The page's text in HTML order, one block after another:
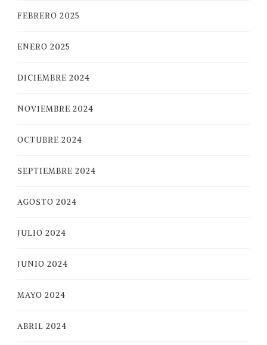
FEBRERO 2025
ENERO 2025
DICIEMBRE 2024
NOVIEMBRE 2024
OCTUBRE 2024
SEPTIEMBRE 2024
AGOSTO 2024
JULIO 2024
JUNIO 2024
MAYO 2024
ABRIL 2024